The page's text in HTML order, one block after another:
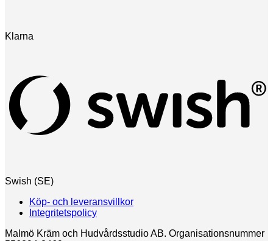
Klarna
Swish (SE)
Köp- och leveransvillkor
Integritetspolicy
Malmö Kräm och Hudvårdsstudio AB. Organisationsnummer